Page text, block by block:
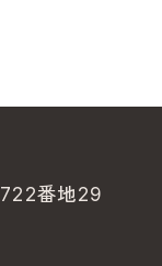
番地29